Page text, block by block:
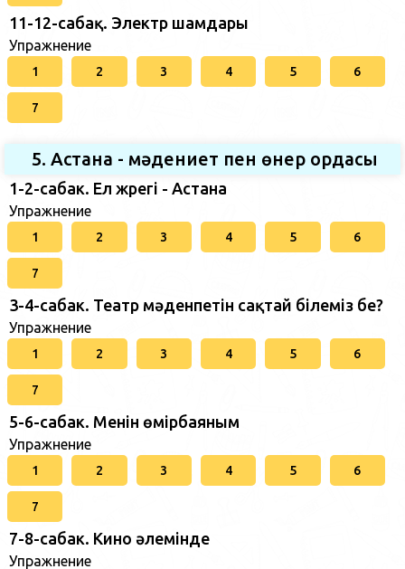
11-12-сабақ. Электр шамдары
Упражнение
1 2 3 4 5 6
7
5. Астана - мәдениет пен өнер ордасы
1-2-сабак. Ел жүрегі - Астана
Упражнение
1 2 3 4 5 6
7
3-4-сабак. Театр мәденпетін сақтай білеміз бе?
Упражнение
1 2 3 4 5 6
7
5-6-сабак. Менін өмірбаяным
Упражнение
1 2 3 4 5 6
7
7-8-сабак. Кино әлемінде
Упражнение